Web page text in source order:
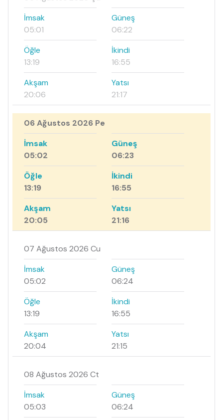
İmsak
05:01
Güneş
06:22
Öğle
13:19
İkindi
16:55
Akşam
20:06
Yatsı
21:17
06 Ağustos 2026 Pe
İmsak
05:02
Güneş
06:23
Öğle
13:19
İkindi
16:55
Akşam
20:05
Yatsı
21:16
07 Ağustos 2026 Cu
İmsak
05:02
Güneş
06:24
Öğle
13:19
İkindi
16:55
Akşam
20:04
Yatsı
21:15
08 Ağustos 2026 Ct
İmsak
05:03
Güneş
06:24